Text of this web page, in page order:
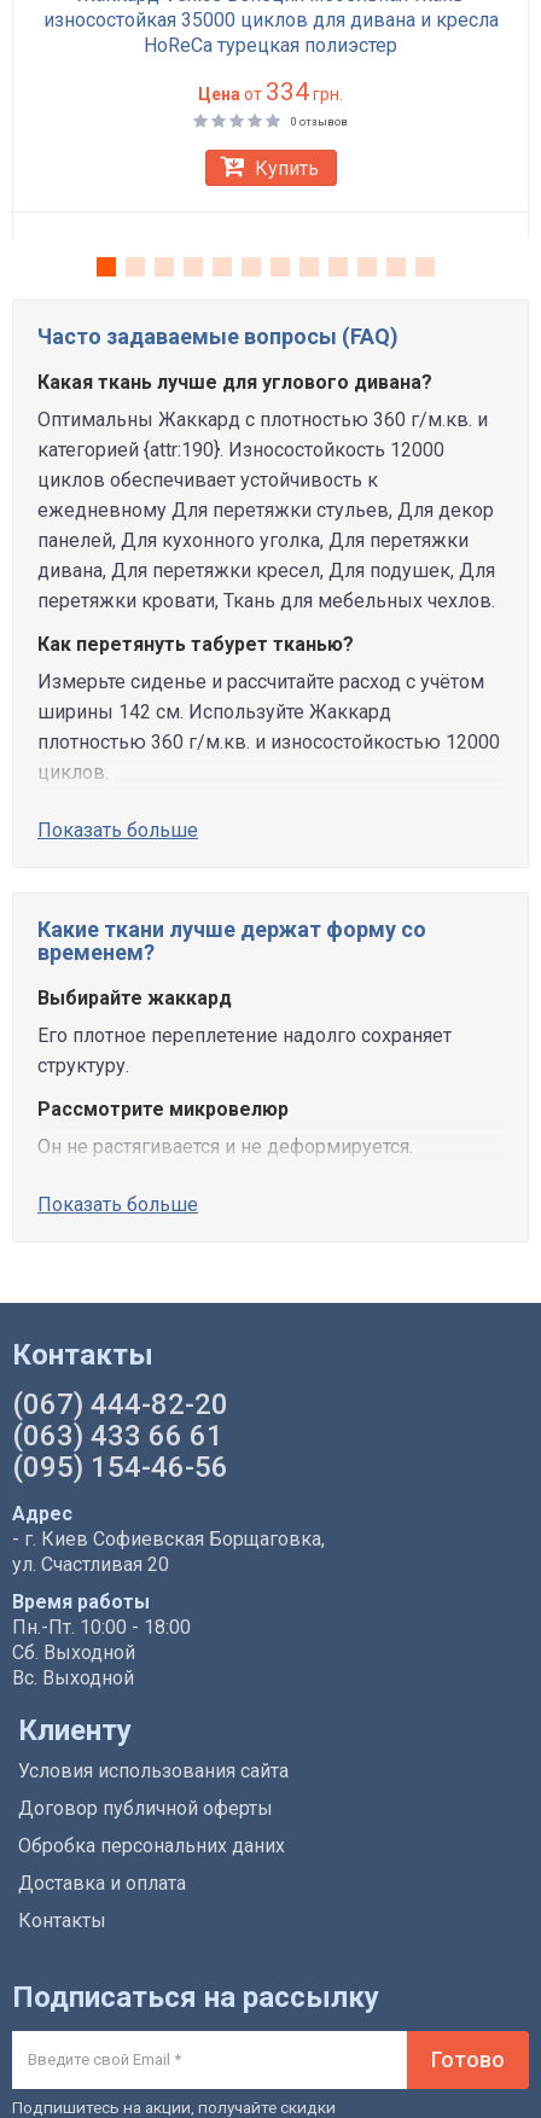
износостойкая 35000 циклов для дивана и кресла
HoReCa турецкая полиэстер
Цена от 334грн.
0 отзывов
Купить
Часто задаваемые вопросы (FAQ)
Какая ткань лучше для углового дивана?
Оптимальны Жаккард с плотностью 360 г/м.кв. и
категорией {attr:190}. Износостойкость 12000
циклов обеспечивает устойчивость к
ежедневному Для перетяжки стульев, Для декор
панелей, Для кухонного уголка, Для перетяжки
дивана, Для перетяжки кресел, Для подушек, Для
перетяжки кровати, Ткань для мебельных чехлов.
Как перетянуть табурет тканью?
Измерьте сиденье и рассчитайте расход с учётом
ширины 142 см. Используйте Жаккард
плотностью 360 г/м.кв. и износостойкостью 12000
циклов.
Показать больше
Какие ткани лучше держат форму со
временем?
Выбирайте жаккард
Его плотное переплетение надолго сохраняет
структуру.
Рассмотрите микровелюр
Он не растягивается и не деформируется.
Показать больше
Контакты
(067) 444-82-20
(063) 433 66 61
(095) 154-46-56
Адрес
- г. Киев Софиевская Борщаговка,
ул. Счастливая 20
Время работы
Пн.-Пт. 10:00 - 18:00
Сб. Выходной
Вс. Выходной
Клиенту
Условия использования сайта
Договор публичной оферты
Обробка персональних даних
Доставка и оплата
Контакты
Подписаться на рассылку
Готово
Подпишитесь на акции, получайте скидки